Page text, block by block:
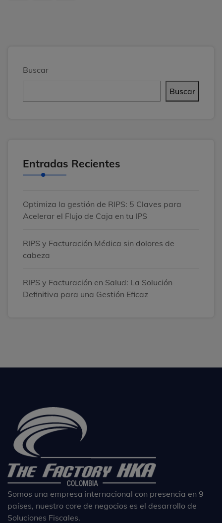
Buscar
Buscar
Entradas Recientes
Optimiza la gestión de RIPS: 5 Claves para
Acelerar el Flujo de Caja en tu IPS
RIPS y Facturación Médica sin dolores de
cabeza
RIPS y Facturación en Salud: La Solución
Definitiva para una Gestión Eficaz
Somos una empresa internacional con presencia en 9
países, nuestro core de negocios es el desarrollo de
Soluciones Fiscales.